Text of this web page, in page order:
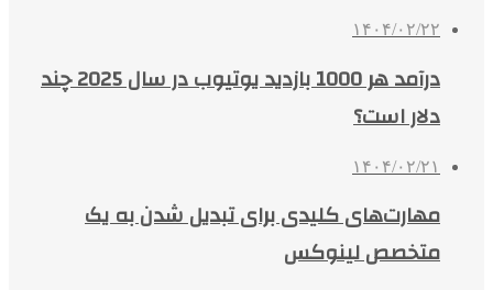
۱۴۰۴/۰۲/۲۲
درآمد هر 1000 بازدید یوتیوب در سال 2025 چند
دلار است؟
۱۴۰۴/۰۲/۲۱
مهارت‌های کلیدی برای تبدیل شدن به یک
متخصص لینوکس